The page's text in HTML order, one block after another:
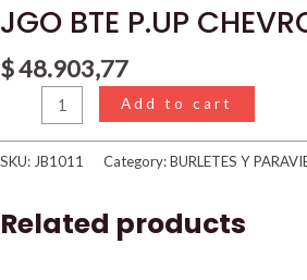
JGO BTE P.UP
$48.903,77
Add to cart
SKU: JB1011 Category:BURLETES Y
Related products